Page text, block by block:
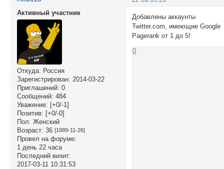
Активный участник
Откуда: Россия
Зарегистрирован: 2014-03-22
Приглашений: 0
Сообщений: 484
Уважение: [+0/-1]
Позитив: [+0/-0]
Пол: Женский
Возраст: 36 [1989-11-26]
Провел на форуме:
1 день 22 часа
Последний визит:
2017-03-11 10:31:53
Добавлены аккаунты
Twitter.com, имеющие Google
Pagerank от 1 до 5!
0